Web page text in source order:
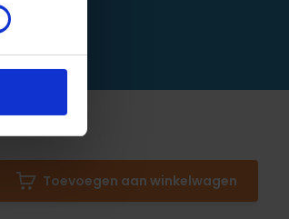
Toevoegen aan winkelwagen